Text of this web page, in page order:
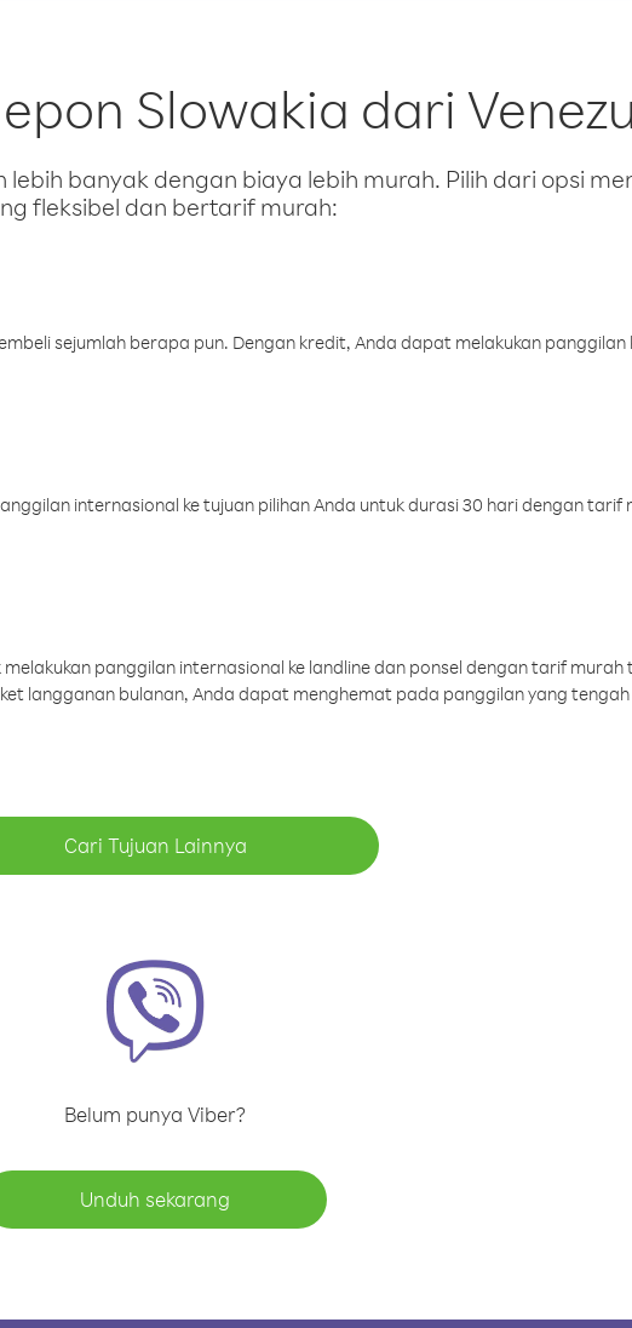
Slowakia dari
banyak dengan biaya lebih murah. Pilih dari opsi
fleksibel dan bertarif murah:
sejumlah berapa pun. Dengan kredit, Anda dapat melakukan panggilan
internasional ke tujuan pilihan Anda untuk durasi 30 hari dengan tarif
panggilan internasional ke landline dan ponsel dengan tarif murah
langganan bulanan, Anda dapat menghemat pada panggilan yang tengah
Cari Tujuan Lainnya
Belum punya Viber?
Unduh sekarang